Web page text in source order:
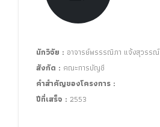
นักวิจัย : อาจารย์พรรรณิภา แจ้งสุวรรณ์
สังกัด : คณะการบัญชี
คำสำคัญของโครงการ :
ปีที่เสร็จ : 2553